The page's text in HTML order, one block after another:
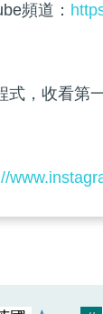
頻道：
，收看第